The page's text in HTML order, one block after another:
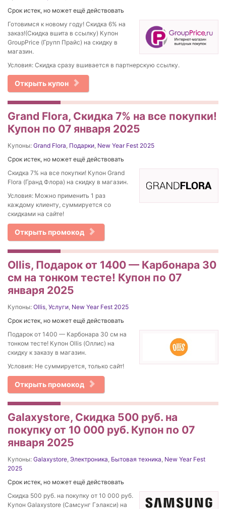
Срок истек, но может ещё действовать
Готовимся к новому году! Скидка 6% на
заказ!(Скидка вшита в ссылку) Купон
GroupPrice (Групп Прайс) на скидку в
магазин.
Условия: Скидка сразу вшивается в партнерскую ссылку.
Открыть купон
Grand Flora, Скидка 7% на все покупки!
Купон по 07 января 2025
Купоны: Grand Flora, Подарки, New Year Fest 2025
Срок истек, но может ещё действовать
Скидка 7% на все покупки! Купон Grand
Flora (Гранд Флора) на скидку в магазин.
Условия: Можно применить 1 раз
каждому клиенту, суммируется со
скидками на сайте!
Открыть промокод
Ollis, Подарок от 1400 — Карбонара 30
см на тонком тесте! Купон по 07
января 2025
Купоны: Ollis, Услуги, New Year Fest 2025
Срок истек, но может ещё действовать
Подарок от 1400 — Карбонара 30 см на
тонком тесте! Купон Ollis (Оллис) на
скидку к заказу в магазин.
Условия: Не суммируется, только сайт!
Открыть промокод
Galaxystore, Скидка 500 руб. на
покупку от 10 000 руб. Купон по 07
января 2025
Купоны: Galaxystore, Электроника, Бытовая техника, New Year Fest
2025
Срок истек, но может ещё действовать
Скидка 500 руб. на покупку от 10 000 руб.
Купон Galaxystore (Самсунг Гэлакси) на